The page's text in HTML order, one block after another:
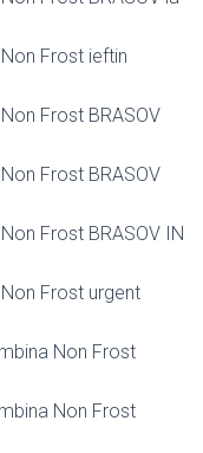
Frost ieftin
Frost BRASOV
Frost BRASOV
Frost BRASOV IN
Frost urgent
Non Frost
Non Frost